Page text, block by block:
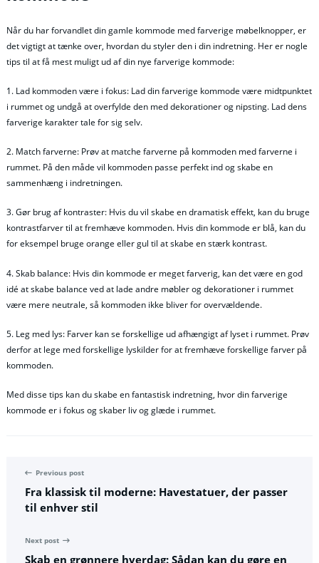
Når du har forvandlet din gamle kommode med farverige møbelknopper, er
det vigtigt at tænke over, hvordan du styler den i din indretning. Her er nogle
tips til at få mest muligt ud af din nye farverige kommode:
1. Lad kommoden være i fokus: Lad din farverige kommode være midtpunktet
i rummet og undgå at overfylde den med dekorationer og nipsting. Lad dens
farverige karakter tale for sig selv.
2. Match farverne: Prøv at matche farverne på kommoden med farverne i
rummet. På den måde vil kommoden passe perfekt ind og skabe en
sammenhæng i indretningen.
3. Gør brug af kontraster: Hvis du vil skabe en dramatisk effekt, kan du bruge
kontrastfarver til at fremhæve kommoden. Hvis din kommode er blå, kan du
for eksempel bruge orange eller gul til at skabe en stærk kontrast.
4. Skab balance: Hvis din kommode er meget farverig, kan det være en god
idé at skabe balance ved at lade andre møbler og dekorationer i rummet
være mere neutrale, så kommoden ikke bliver for overvældende.
5. Leg med lys: Farver kan se forskellige ud afhængigt af lyset i rummet. Prøv
derfor at lege med forskellige lyskilder for at fremhæve forskellige farver på
kommoden.
Med disse tips kan du skabe en fantastisk indretning, hvor din farverige
kommode er i fokus og skaber liv og glæde i rummet.
Previous post
Fra klassisk til moderne: Havestatuer, der passer
til enhver stil
Next post
Skab en grønnere hverdag: Sådan kan du gøre en